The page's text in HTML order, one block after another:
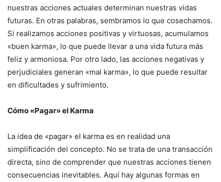
nuestras acciones actuales determinan nuestras vidas
futuras. En otras palabras, sembramos lo que cosechamos.
Si realizamos acciones positivas y virtuosas, acumulamos
«buen karma», lo que puede llevar a una vida futura más
feliz y armoniosa. Por otro lado, las acciones negativas y
perjudiciales generan «mal karma», lo que puede resultar
en dificultades y sufrimiento.
Cómo «Pagar» el Karma
La idea de «pagar» el karma es en realidad una
simplificación del concepto. No se trata de una transacción
directa, sino de comprender que nuestras acciones tienen
consecuencias inevitables. Aquí hay algunas formas en